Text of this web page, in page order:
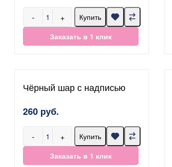
- +
Купить
Заказать в 1 клик
Чёрный шар с надписью
260 руб.
- +
Купить
Заказать в 1 клик